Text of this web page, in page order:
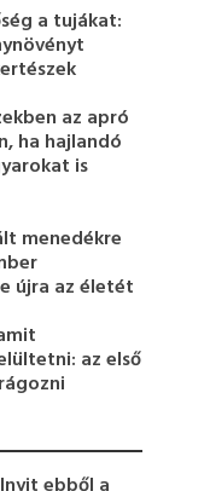
a tujákat:
az apró
ha hajlandó
is
menedékre
újra az életét
az első